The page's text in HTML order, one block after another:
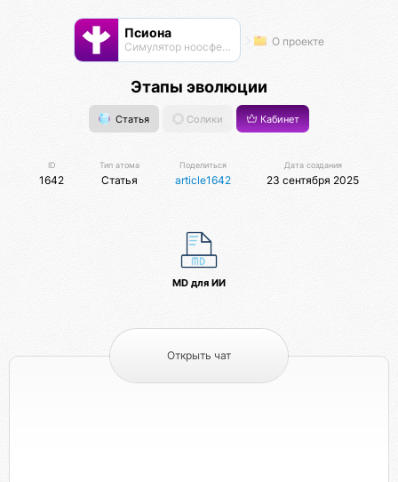
Псиона
Cимулятор ноосферы О проекте
Этапы эволюции
Статья Солики Кабинет
ID
1642
Тип атома
Статья
Поделиться
article1642
Дата создания
23 сентября 2025
MD для ИИ
Открыть чат